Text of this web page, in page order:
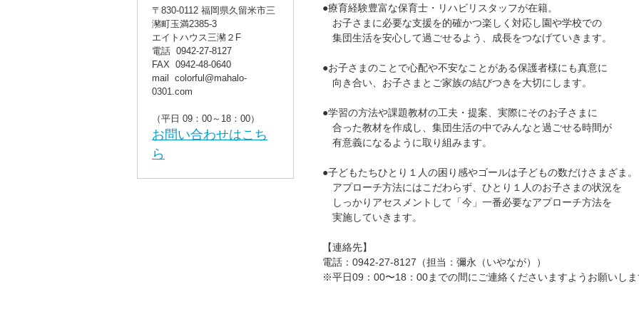
●療育経験豊富な保育士・リハビリスタッフが在籍。
お子さまに必要な支援を的確かつ楽しく対応し園や学校での
集団生活を安心して過ごせるよう、成長をつなげていきます。
●お子さまのことで心配や不安なことがある保護者様にも真意に
向き合い、お子さまとご家族の結びつきを大切にします。
●学習の方法や課題教材の工夫・提案、実際にそのお子さまに
合った教材を作成し、集団生活の中でみんなと過ごせる時間が
有意義になるように取り組みます。
●子どもたちひとり１人の困り感やゴールは子どもの数だけさまざま。
アプローチ方法にはこだわらず、ひとり１人のお子さまの状況を
しっかりアセスメントして「今」一番必要なアプローチ方法を
実施していきます。
【連絡先】
電話：0942-27-8127（担当：彌永（いやなが））
※平日09：00〜18：00までの間にご連絡くださいますようお願いし
〒830-0112 福岡県久留米市三
瀦町玉満2385-3
エイトハウス三瀦２F
電話 0942-27-8127
FAX 0942-48-0640
mail colorful@mahalo-
0301.com
（平日 09：00～18：00）
お問い合わせはこち
ら